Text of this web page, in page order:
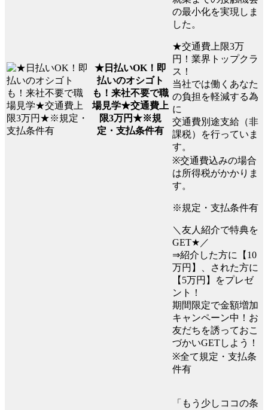
★日払いOK！即
払いのオシゴト
も！来社不要で職
場見学★交通費上
限3万円★※規
定・支払条件有
の最小化を実現しま
した。
★交通費上限3万
円！業界トップクラ
ス！
当社では働くあなた
の負担を軽減する為
に
交通費別途支給（非
課税）を行っていま
す。
※交通費込みの場合
は所得税がかかりま
す。
※規定・支払条件有
＼友人紹介で特典を
GET★／
⇒紹介した方に【10
万円】、された方に
【5万円】をプレゼ
ント！
期間限定で金額増加
キャンペーン中！お
友だちを誘っておこ
づかいGETしよう！
※全て規定・支払条
件有
「もう少しココの条